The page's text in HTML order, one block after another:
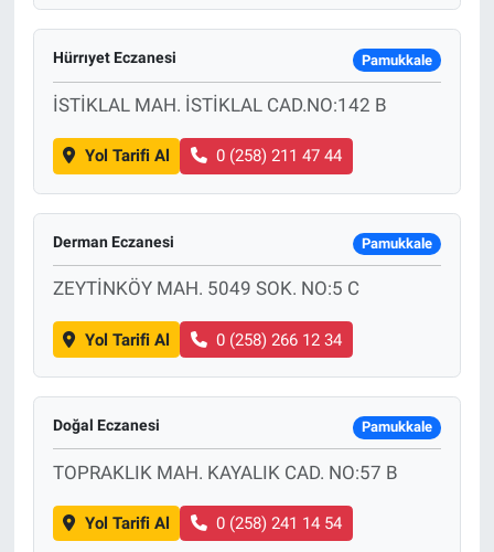
Hürrıyet Eczanesi Pamukkale
İSTİKLAL MAH. İSTİKLAL CAD.NO:142 B
Yol Tarifi Al 0 (258) 211 47 44
Derman Eczanesi Pamukkale
ZEYTİNKÖY MAH. 5049 SOK. NO:5 C
Yol Tarifi Al 0 (258) 266 12 34
Doğal Eczanesi Pamukkale
TOPRAKLIK MAH. KAYALIK CAD. NO:57 B
Yol Tarifi Al 0 (258) 241 14 54